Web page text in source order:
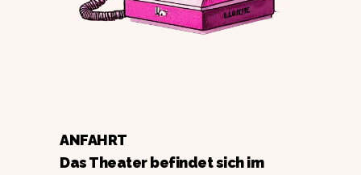
ANFAHRT
Das Theater befindet sich im